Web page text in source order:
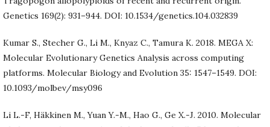
Genetics 169(2): 931–944. DOI: 10.1534/genetics.104.032839
Kumar S., Stecher G., Li M., Knyaz C., Tamura K. 2018. MEGA X:
Molecular Evolutionary Genetics Analysis across computing
platforms. Molecular Biology and Evolution 35: 1547–1549. DOI:
10.1093/molbev/msy096
Li L.-F, Häkkinen M., Yuan Y.-M., Hao G., Ge X.-J. 2010. Molecular